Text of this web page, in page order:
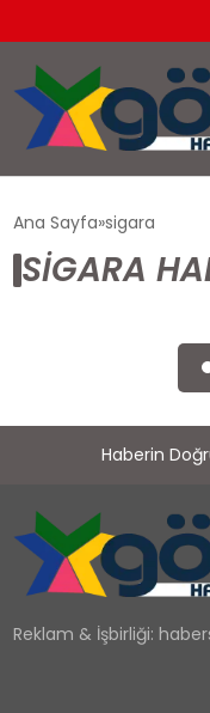
EKONOMI
SPOR
TEKNOLOJI
YAŞAM
Ana Sayfa sigara
SIGARA
Haberin
Reklam & İşbirliği: